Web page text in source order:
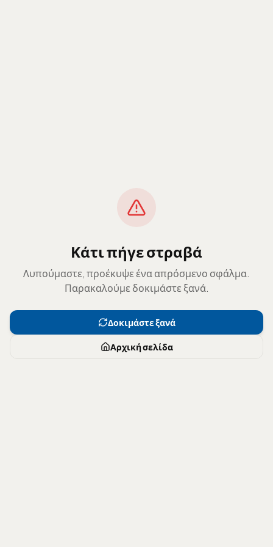
Κάτι πήγε στραβά
Λυπούμαστε, προέκυψε ένα απρόσμενο σφάλμα.
Παρακαλούμε δοκιμάστε ξανά.
Δοκιμάστε ξανά
Αρχική σελίδα